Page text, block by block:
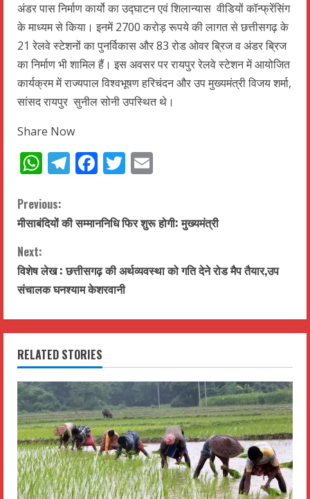
अंडर पास निर्माण कार्यो का उद्घाटन एवं शिलान्यास वीडियों कॉन्फ्रेंसिंग
के माध्यम से किया। इनमें 2700 करोड़ रूपये की लागत से छत्तीसगढ़ के
21 रेलवे स्टेशनों का पुनर्विकास और 83 रोड ओवर ब्रिज व अंडर ब्रिज
का निर्माण भी शामिल हैं। इस अवसर पर रायपुर रेलवे स्टेशन में आयोजित
कार्यक्रम में राज्यपाल विश्वभूषण हरिचंदन और उप मुख्यमंत्री विजय शर्मा,
सांसद रायपुर सुनील सोनी उपस्थित थे।
Share Now
WhatsApp
Telegram
Facebook
Twitter
C
o
n
t
i
n
u
e
R
e
Previous:
मीसाबंदियों की सम्माननिधि फिर शुरू होगी: मुख्यमंत्री
Next:
विशेष लेख : छत्तीसगढ़ की अर्थव्यवस्था को गति देने रोड मैप तैयार,उप
संचालक घनश्याम केशरवानी
RELATED STORIES